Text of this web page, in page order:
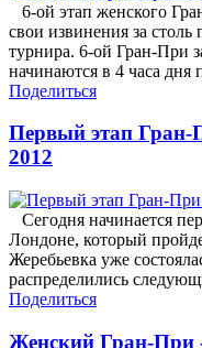
6-ой этап женского
свои извинения за столь
турнира. 6-ой Гран-При
начинаются в 4 часа дня
Поделиться
Первый этап
2012
Сегодня начинается
Лондоне, который
Жеребьевка уже
распределились
Поделиться
Женский Гран-При